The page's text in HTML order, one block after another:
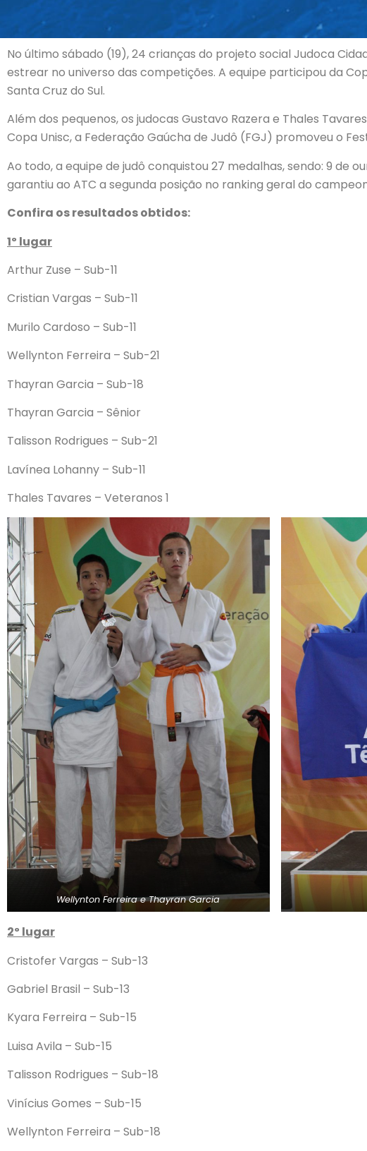
No último sábado (19), 24 crianças do projeto social Judoca
estrear no universo das competições. A equipe participou da
Santa Cruz do Sul.
Além dos pequenos, os judocas Gustavo Razera e Thales
Copa Unisc, a Federação Gaúcha de Judô (FGJ) promoveu o
Ao todo, a equipe de judô conquistou 27 medalhas, sendo: 9 de
garantiu ao ATC a segunda posição no ranking geral do
Confira os resultados obtidos:
1º lugar
Arthur Zuse – Sub-11
Cristian Vargas – Sub-11
Murilo Cardoso – Sub-11
Wellynton Ferreira – Sub-21
Thayran Garcia – Sub-18
Thayran Garcia – Sênior
Talisson Rodrigues – Sub-21
Lavínea Lohanny – Sub-11
Thales Tavares – Veteranos 1
Wellynton Ferreira e Thayran Garcia
2º lugar
Cristofer Vargas – Sub-13
Gabriel Brasil – Sub-13
Kyara Ferreira – Sub-15
Luisa Avila – Sub-15
Talisson Rodrigues – Sub-18
Vinícius Gomes – Sub-15
Wellynton Ferreira – Sub-18